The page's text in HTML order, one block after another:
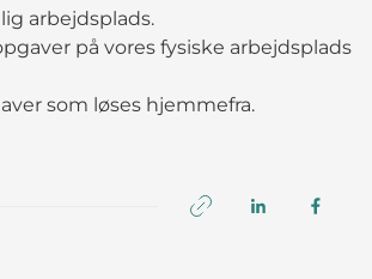
arbejdsplads.
på vores fysiske arbejdsplads
som løses hjemmefra.